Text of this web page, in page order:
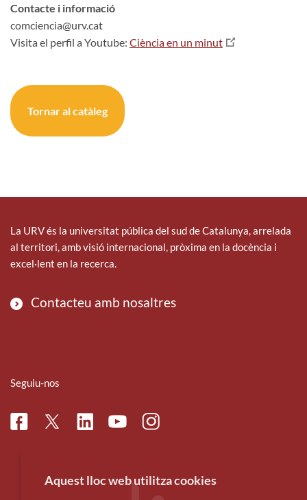
Contacte i informació
comciencia@urv.cat
Visita el perfil a Youtube: Ciència en un minut
Tornar al catàleg
La URV és la universitat pública del sud de Catalunya, arrelada
al territori, amb visió internacional, pròxima en la docència i
excel·lent en la recerca.
Contacteu amb nosaltres
Seguiu-nos
FacebookTwitterLinkedinYoutubeInstagram
Aquest lloc web utilitza cookies